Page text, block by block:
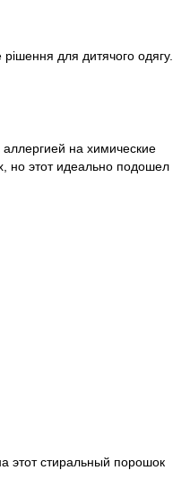
для дитячого одягу.
на химические
но этот идеально подошел
этот стиральный порошок